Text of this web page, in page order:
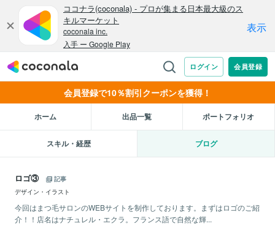
会員登録で10％割引クーポンを獲得！
ホーム 出品一覧 ポートフォリオ
スキル・経歴 ブログ
ロゴ③
記事
デザイン・イラスト
今回はまつ毛サロンのWEBサイトを制作しております。まずはロゴのご紹
介！！店名はナチュレル・エクラ。フランス語で自然な輝...